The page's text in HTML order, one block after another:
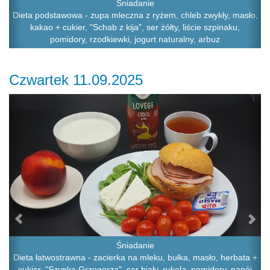
Śniadanie
Dieta podstawowa - zupa mleczna z ryżem, chleb zwykły, masło,
kakao + cukier, "Schab z kija", ser żółty, liście szpinaku,
pomidory, rzodkiewki, jogurt naturalny, arbuz
Czwartek 11.09.2025
Śniadanie
Dieta łatwostrawna - zacierka na mleku, bułka, masło, herbata +